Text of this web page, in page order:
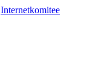
Internetkomitee